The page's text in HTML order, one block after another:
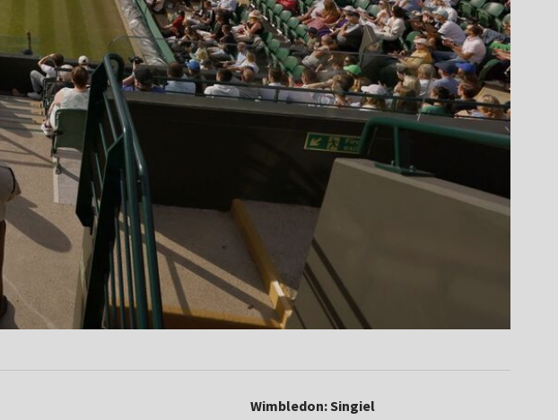
Wimbledon: Singiel